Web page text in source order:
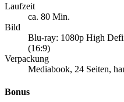
Laufzeit
ca. 80 Min.
Bild
Blu-ray: 1080p High
(16:9)
Verpackung
Mediabook, 24 Seiten,
Bonus